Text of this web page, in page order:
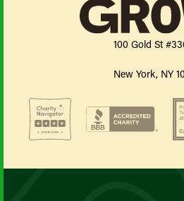
100 Gold St
New York, NY